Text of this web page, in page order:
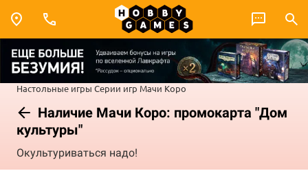
Настольные игры Серии игр Мачи Коро
Наличие Мачи Коро: промокарта "Дом
культуры"
Окультуриваться надо!